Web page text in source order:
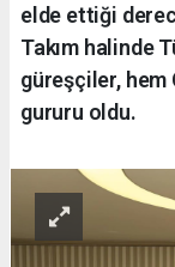
elde ettiği
Takım halinde
güreşçiler, hem
gururu oldu.